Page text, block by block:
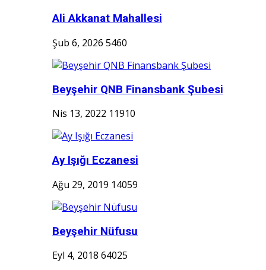
Ali Akkanat Mahallesi
Şub 6, 2026 5460
Beyşehir QNB Finansbank Şubesi
Nis 13, 2022 11910
Ay Işığı Eczanesi
Ağu 29, 2019 14059
Beyşehir Nüfusu
Eyl 4, 2018 64025